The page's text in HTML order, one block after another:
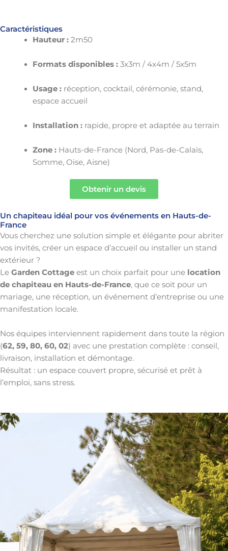
Caractéristiques
Hauteur :2m50
Formats disponibles :3x3m / 4x4m / 5x5m
Usage :réception, cocktail, cérémonie, stand,
espace accueil
Installation :rapide, propre et adaptée au terrain
Zone :Hauts-de-France (Nord, Pas-de-Calais,
Somme, Oise, Aisne)
Obtenir un devis
Un chapiteau idéal pour vos événements en Hauts-de-
France
Vous cherchez une solution simple et élégante pour abriter
vos invités, créer un espace d’accueil ou installer un stand
extérieur ?
Le Garden Cottage est un choix parfait pour une location
de chapiteau en Hauts-de-France, que ce soit pour un
mariage, une réception, un événement d’entreprise ou une
manifestation locale.
Nos équipes interviennent rapidement dans toute la région
(62, 59, 80, 60, 02) avec une prestation complète : conseil,
livraison, installation et démontage.
Résultat : un espace couvert propre, sécurisé et prêt à
l’emploi, sans stress.